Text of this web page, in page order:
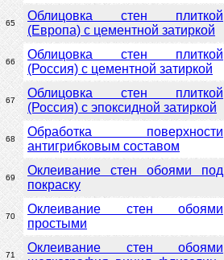
65
Облицовка стен плиткой
(Европа) с цементной затиркой
66
Облицовка стен плиткой
(Россия) с цементной затиркой
67
Облицовка стен плиткой
(Россия) с эпоксидной затиркой
68
Обработка поверхности
антигрибковым составом
69
Оклеивание стен обоями под
покраску
70
Оклеивание стен обоями
простыми
71
Оклеивание стен обоями